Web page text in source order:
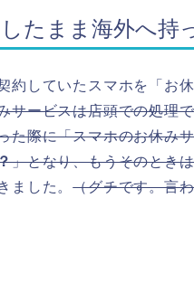
たまま海外へ持
約していたスマホを「お
サービスは店頭での処理
た際に「スマホのお休み
」となり、もうそのとき
ました。（グチです。言